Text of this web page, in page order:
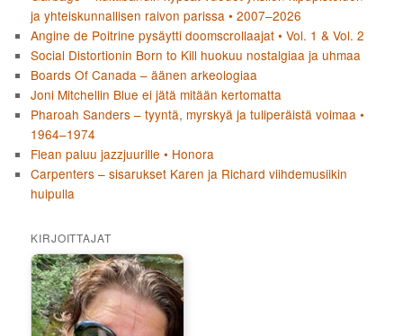
ja yhteiskunnallisen raivon parissa • 2007–2026
Angine de Poitrine pysäytti doomscrollaajat • Vol. 1 & Vol. 2
Social Distortionin Born to Kill huokuu nostalgiaa ja uhmaa
Boards Of Canada – äänen arkeologiaa
Joni Mitchellin Blue ei jätä mitään kertomatta
Pharoah Sanders – tyyntä, myrskyä ja tuliperäistä voimaa •
1964–1974
Flean paluu jazzjuurille • Honora
Carpenters – sisarukset Karen ja Richard viihdemusiikin
huipulla
KIRJOITTAJAT